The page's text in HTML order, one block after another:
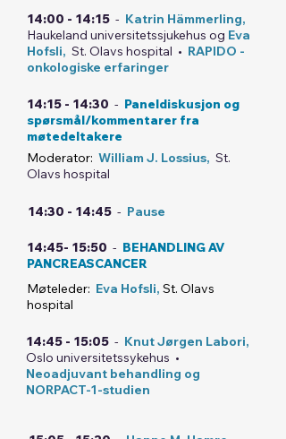
14:00 - 14:15 - Katrin Hämmerling,
Haukeland universitetssjukehus og Eva
Hofsli, St. Olavs hospital • RAPIDO -
onkologiske erfaringer
14:15 - 14:30 - Paneldiskusjon og
spørsmål/kommentarer fra
møtedeltakere
Moderator: William J. Lossius, St.
Olavs hospital
14:30 - 14:45 - Pause
14:45- 15:50 - BEHANDLING AV
PANCREASCANCER
Møteleder: Eva Hofsli, St. Olavs
hospital
14:45 - 15:05 - Knut Jørgen Labori,
Oslo universitetssykehus •
Neoadjuvant behandling og
NORPACT-1-studien